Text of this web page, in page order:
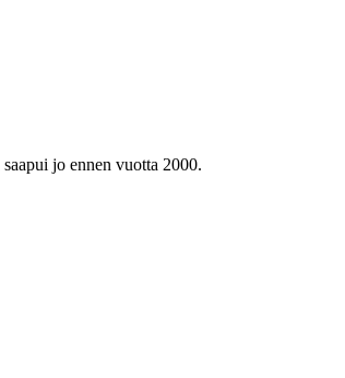
jo ennen vuotta 2000.